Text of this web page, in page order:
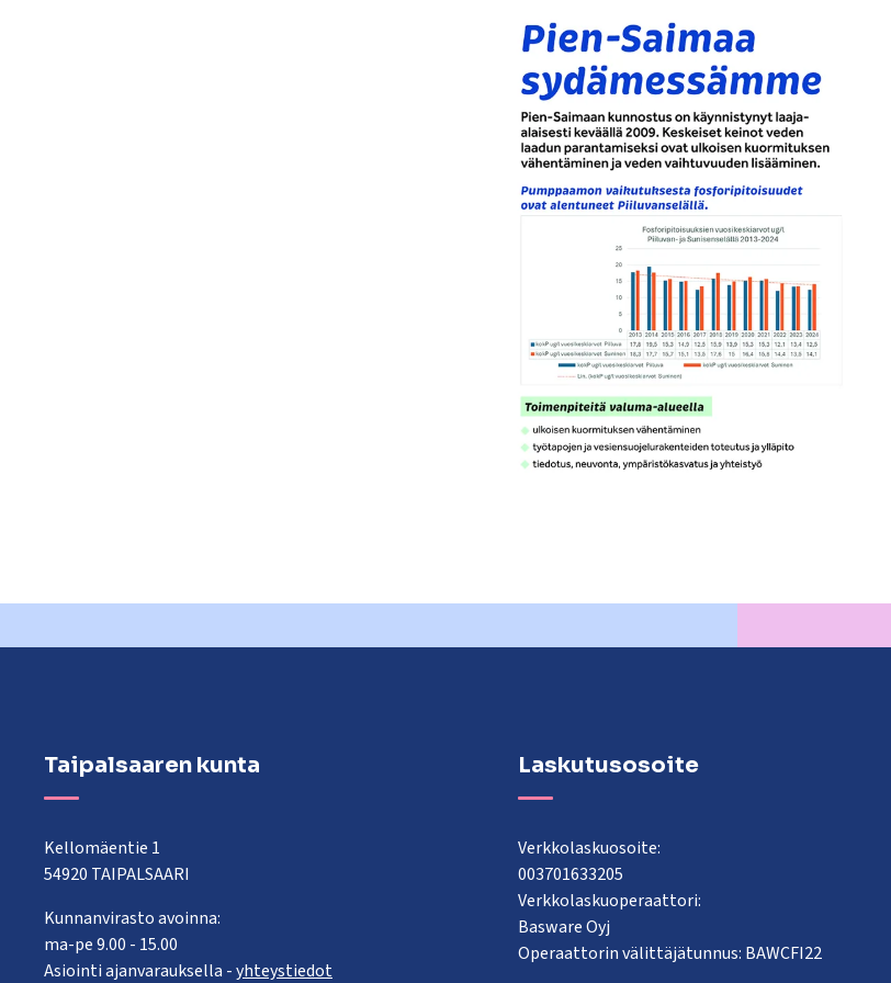
Taipalsaaren kunta
Kellomäentie 1
54920 TAIPALSAARI
Kunnanvirasto avoinna:
ma-pe 9.00 - 15.00
Asiointi ajanvarauksella -yhteystiedot
Laskutusosoite
Verkkolaskuosoite:
003701633205
Verkkolaskuoperaattori:
Basware Oyj
Operaattorin välittäjätunnus: BAWCFI22